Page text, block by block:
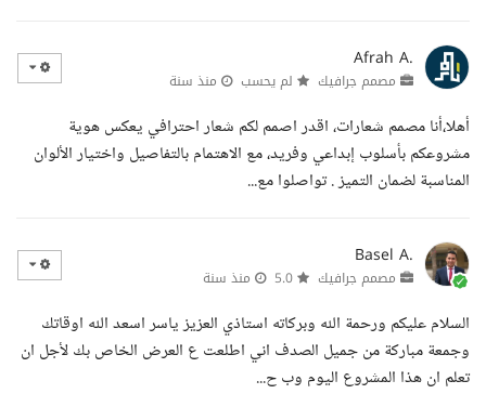
Afrah A.
مصمم جرافيك لم يحسب منذ سنة
أهلا،أنا مصمم شعارات، اقدر اصمم لكم شعار احترافي يعكس هوية
مشروعكم بأسلوب إبداعي وفريد، مع الاهتمام بالتفاصيل واختيار الألوان
المناسبة لضمان التميز . تواصلوا مع...
Basel A.
مصمم جرافيك منذ سنة
السلام عليكم ورحمة الله وبركاته استاذي العزيز ياسر اسعد الله اوقاتك
وجمعة مباركة من جميل الصدف اني اطلعت ع العرض الخاص بك لأجل ان
تعلم ان هذا المشروع اليوم وب ح...